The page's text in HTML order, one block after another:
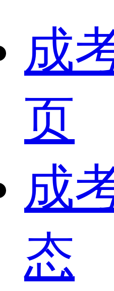
成
页
成
态